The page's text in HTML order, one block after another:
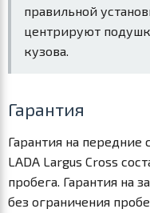
правильной
центрируют
кузова.
Гарантия
Гарантия на передние
LADA Largus Cross
пробега. Гарантия на
без ограничения